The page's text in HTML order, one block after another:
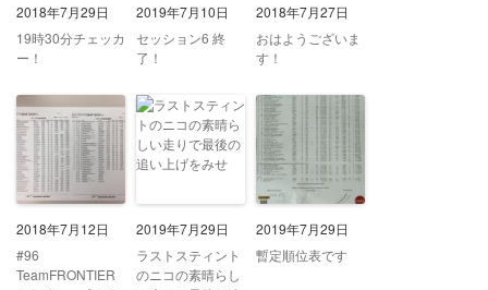
2018年7月29日
19時30分チェッカ
ー！
2019年7月10日
セッション6 終
了！
2018年7月27日
おはようございま
す！
2018年7月12日
#96
TeamFRONTIER
2019年7月29日
ラストスティント
のニコの素晴らし
2019年7月29日
暫定順位表です